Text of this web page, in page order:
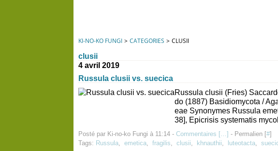
KI-NO-KO FUNGI > CATEGORIES > CLUSII
clusii
4 avril 2019
Russula clusii vs. suecica
Russula clusii (Fries)
do (1887) Basidiomycota /
eae Synonymes Russula
38], Epicrisis systematis
Posté par Ki-no-ko Fungi à 11:14 - Commentaires […] - Permalien [#]
Tags: Russula, emetica, fragilis, clusii, khnauthii, luteotacta,